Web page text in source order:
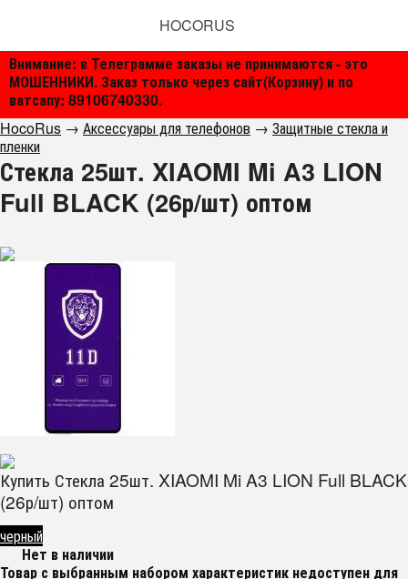
Внимание: в Телеграмме заказы не принимаются - это
МОШЕННИКИ. Заказ только через сайт(Корзину) и по
ватсапу: 89106740330.
HOCORUS
HocoRus → Аксессуары для телефонов → Защитные стекла и
пленки
Стекла 25шт. XIAOMI Mi A3 LION
Full BLACK (26р/шт) оптом
Купить Стекла 25шт. XIAOMI Mi A3 LION Full BLACK
(26р/шт) оптом
черный
Нет в наличии
Товар с выбранным набором характеристик недоступен для